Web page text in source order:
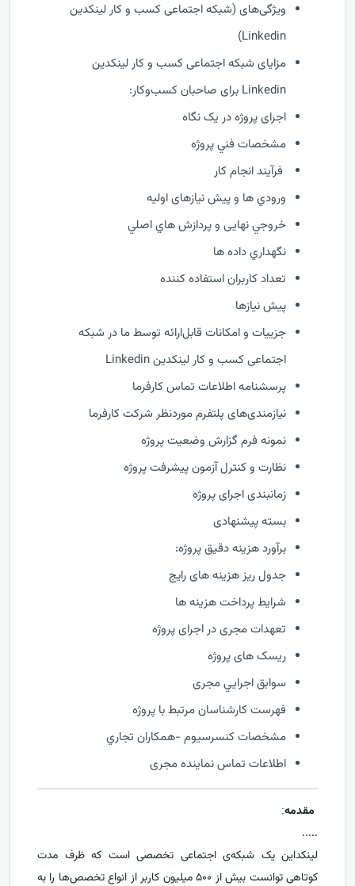
ویژگی‌های (شبکه اجتماعی کسب و کار لینکدین
Linkedin)
مزایای شبکه اجتماعی کسب و کار لینکدین
Linkedin برای صاحبان کسب‌وکار:
اجرای پروژه در یک نگاه
مشخصات فني پروژه
فرآيند انجام کار
ورودي ها و پیش نیازهای اولیه
خروجي نهایی و پردازش هاي اصلي
نگهداري داده ها
تعداد کاربران استفاده کننده
پیش نیازها
جزییات و امکانات قابل‌ارائه توسط ما در شبکه
اجتماعی کسب و کار لینکدین Linkedin
پرسشنامه اطلاعات تماس کارفرما
نیازمندی‌های پلتفرم موردنظر شرکت کارفرما
نمونه فرم گزارش وضعيت پروژه
نظارت و كنترل آزمون پیشرفت پروژه
زمانبندی اجرای پروژه
بسته پیشنهادی
برآورد هزینه دقیق پروژه:
جدول ریز هزینه های رایج
شرایط پرداخت هزینه ها
تعهدات مجری در اجرای پروژه
ریسک های پروژه
سوابق اجرايي مجری
فهرست كارشناسان مرتبط با پروژه
مشخصات كنسرسيوم -همكاران تجاري
اطلاعات تماس نماینده مجری
مقدمه:
.....
لینکداین یک شبکه‌ی اجتماعی تخصصی است که ظرف مدت
کوتاهی توانست بیش از ۵۰۰ میلیون کاربر از انواع تخصص‌ها را به